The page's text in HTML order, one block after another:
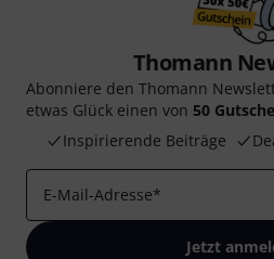
Thomann
Abonniere den Thomann
etwas Glück einen von 50
Inspirierende Beiträge
E-Mail-Adresse*
Jetzt